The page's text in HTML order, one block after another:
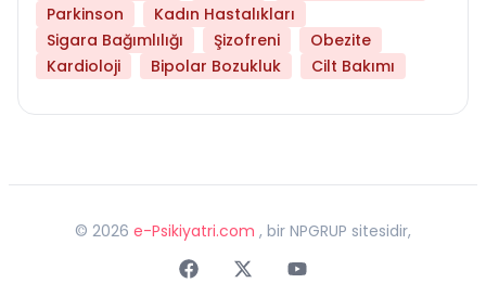
Parkinson
Kadın Hastalıkları
Sigara Bağımlılığı
Şizofreni
Obezite
Kardioloji
Bipolar Bozukluk Cilt Bakımı
© 2026 e-Psikiyatri.com , bir NPGRUP sitesidir,